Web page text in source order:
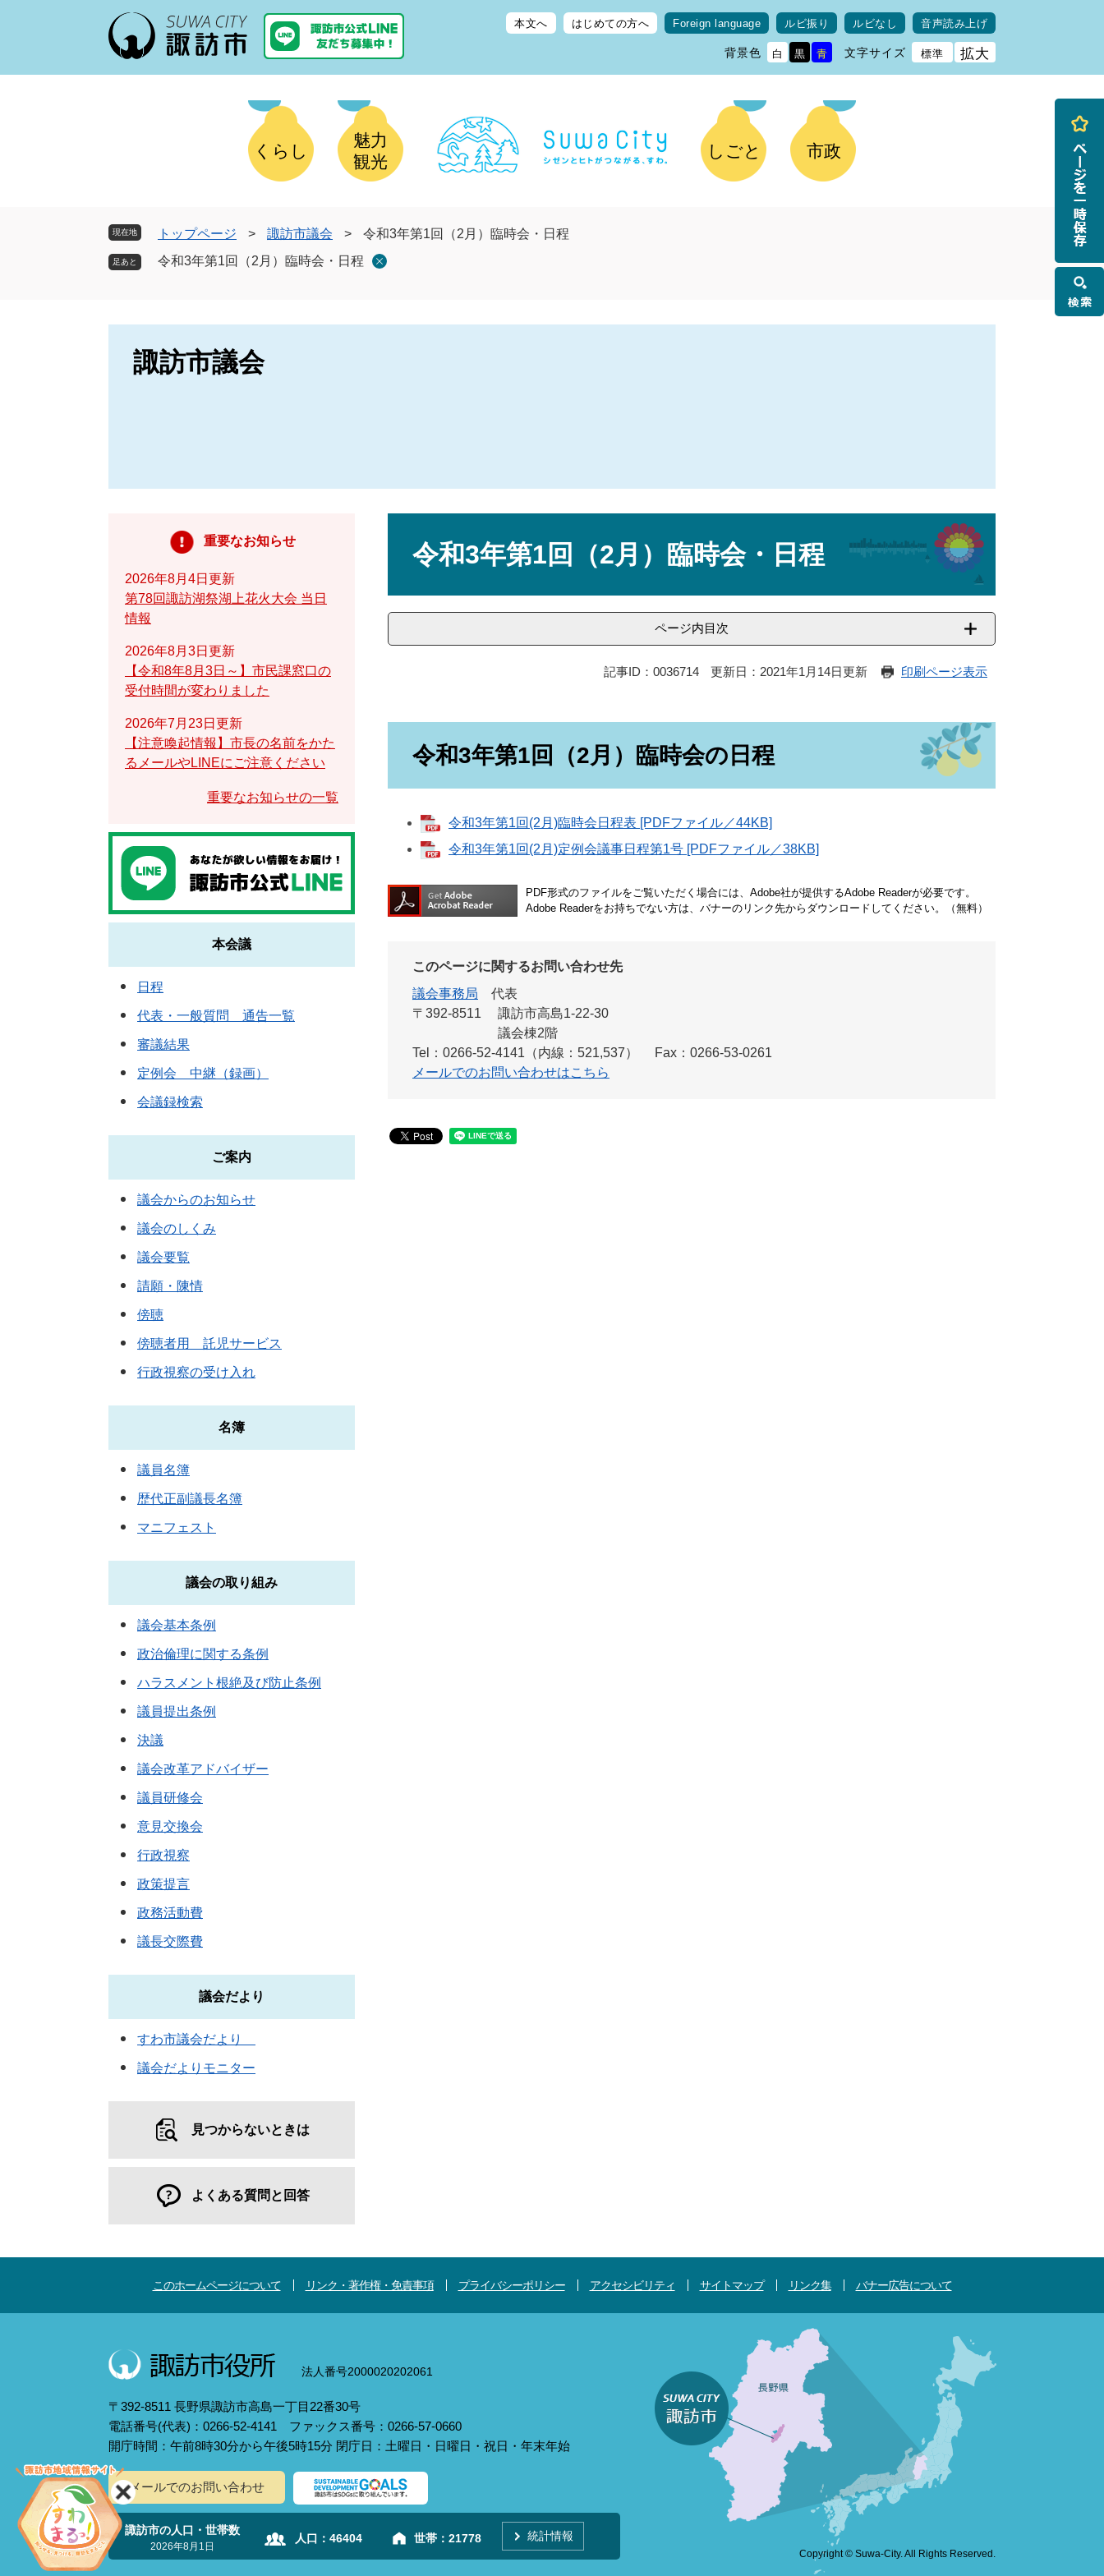
本文へ はじめての方へ Foreign language ルビ振り ルビなし 音声読み上げ
背景色 白 黒 青 文字サイズ 標準 拡大
くらし
魅力
観光
しごと 市政
現在地 トップページ > 諏訪市議会 >
令和3年第1回（2月）臨時会・日程
令和3年第1回（2月）臨時会・日程
諏訪市議会
令和3年第1回（2月）臨時会・日程
ページ内目次
記事ID：0036714 更新日：2021年1月14日更新 印刷ページ表示
令和3年第1回（2月）臨時会の日程
令和3年第1回(2月)臨時会日程表 [PDFファイル／44KB]
令和3年第1回(2月)定例会議事日程第1号 [PDFファイル／38KB]
PDF形式のファイルをご覧いただく場合には、Adobe社が提供するAdobe Readerが必要です。
Adobe Readerをお持ちでない方は、バナーのリンク先からダウンロードしてください。（無料）
このページに関するお問い合わせ先
議会事務局
代表
〒392-8511
諏訪市高島1-22-30
議会棟2階
Tel：0266-52-4141（内線：521,537）
Fax：0266-53-0261
メールでのお問い合わせはこちら
重要なお知らせ
2026年8月4日更新
第78回諏訪湖祭湖上花火大会 当日
情報
2026年8月3日更新
【令和8年8月3日～】市民課窓口の
受付時間が変わりました
2026年7月23日更新
【注意喚起情報】市長の名前をかた
るメールやLINEにご注意ください
重要なお知らせの一覧
本会議
日程
代表・一般質問 通告一覧
審議結果
定例会 中継（録画）
会議録検索
ご案内
議会からのお知らせ
議会のしくみ
議会要覧
請願・陳情
傍聴
傍聴者用 託児サービス
行政視察の受け入れ
名簿
議員名簿
歴代正副議長名簿
マニフェスト
議会の取り組み
議会基本条例
政治倫理に関する条例
ハラスメント根絶及び防止条例
議員提出条例
決議
議会改革アドバイザー
議員研修会
意見交換会
行政視察
政策提言
政務活動費
議長交際費
議会だより
すわ市議会だより
議会だよりモニター
見つからないときは
よくある質問と回答
このホームページについて リンク・著作権・免責事項 プライバシーポリシー アクセシビリティ サイトマップ リンク集 バナー広告について
法人番号2000020202061
〒392-8511 長野県諏訪市高島一丁目22番30号
電話番号(代表)：0266-52-4141 ファックス番号：0266-57-0660
開庁時間：午前8時30分から午後5時15分 閉庁日：土曜日・日曜日・祝日・年末年始
メールでのお問い合わせ
諏訪市の人口・世帯数
2026年8月1日
人口： 46404 世帯： 21778 統計情報
Copyright © Suwa-City. All Rights Reserved.